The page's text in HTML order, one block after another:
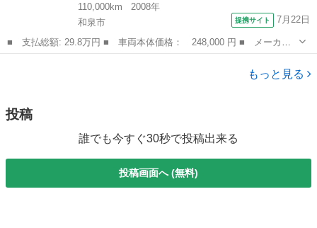
110,000km
2008年
和泉市
提携サイト 7月22日
■ 支払総額: 29.8万円 ■ 車両本体価格： 248,000 円 ■ メーカー
名： フィアット ■ 車種名： ニューパンダ ■ グレード名： Ｍ
ａｘｉ Ｗサンルーフ アルミホイール ルーフレール オートエア
もっと見る
投稿
誰でも今すぐ30秒で投稿出来る
投稿画面へ (無料)